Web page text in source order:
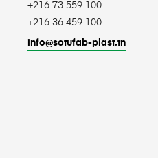
+216 73 559 100
+216 36 459 100
info@sotufab-plast.tn